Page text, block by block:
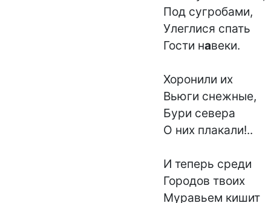
Под сугробами,
Улеглися спать
Гости навеки.
Хоронили их
Вьюги снежные,
Бури севера
О них плакали!..
И теперь среди
Городов твоих
Муравьем кишит